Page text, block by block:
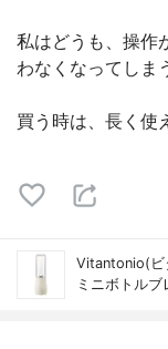
私はどうも、操作
わなくなってしま
買う時は、長く使
Vitantonio(ビ
ミニボトル